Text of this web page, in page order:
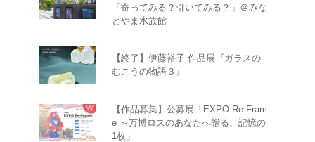
「寄ってみる？引いてみる？」＠みな
とやま水族館
【終了】伊藤裕子 作品展『ガラスの
むこうの物語３』
【作品募集】公募展「EXPO Re-Fram
e ～万博ロスのあなたへ贈る、記憶の
1枚」